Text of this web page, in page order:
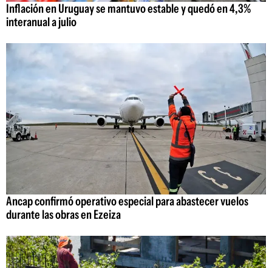
Inflación en Uruguay se mantuvo estable y quedó en 4,3%
interanual a julio
Ancap confirmó operativo especial para abastecer vuelos
durante las obras en Ezeiza